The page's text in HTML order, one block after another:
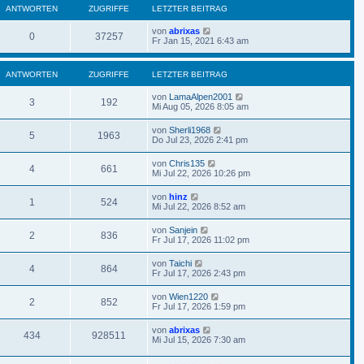
ANTWORTEN ZUGRIFFE LETZTER BEITRAG
0 37257 von abrixas
Fr Jan 15, 2021 6:43 am
ANTWORTEN ZUGRIFFE LETZTER BEITRAG
3 192 von LamaAlpen2001
Mi Aug 05, 2026 8:05 am
5 1963 von Sherli1968
Do Jul 23, 2026 2:41 pm
4 661 von Chris135
Mi Jul 22, 2026 10:26 pm
1 524 von hinz
Mi Jul 22, 2026 8:52 am
2 836 von Sanjein
Fr Jul 17, 2026 11:02 pm
4 864 von Taichi
Fr Jul 17, 2026 2:43 pm
2 852 von Wien1220
Fr Jul 17, 2026 1:59 pm
434 928511 von abrixas
Mi Jul 15, 2026 7:30 am